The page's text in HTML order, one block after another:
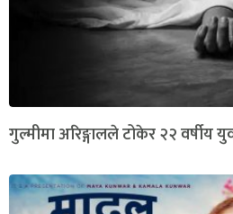
गुल्मीमा अरिङ्गालले टोकेर २२ वर्षीय